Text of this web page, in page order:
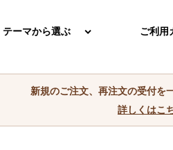
テーマから選ぶ ご利用
新規のご注文、再注文の受付を
詳しくはこ